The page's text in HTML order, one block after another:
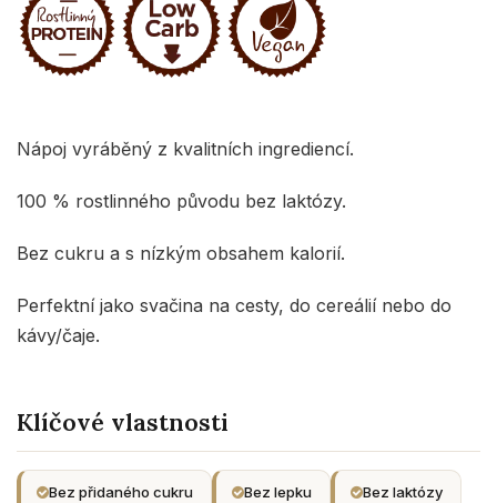
Nápoj vyráběný z kvalitních ingrediencí.
100 % rostlinného původu bez laktózy.
Bez cukru a s nízkým obsahem kalorií.
Perfektní jako svačina na cesty, do cereálií nebo do
kávy/čaje.
Klíčové vlastnosti
Bez přidaného cukru Bez lepku Bez laktózy